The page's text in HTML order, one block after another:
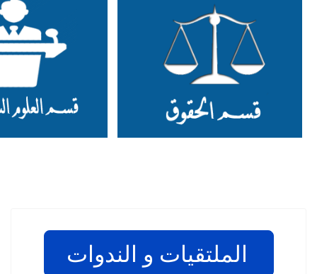
الملتقيات و الندوات